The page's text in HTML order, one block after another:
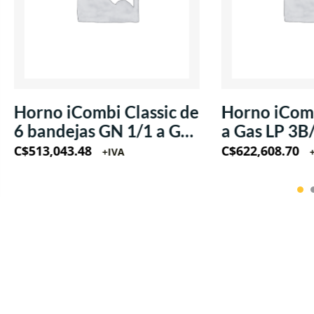
Horno iCombi Classic de
6 bandejas GN 1/1 a Gas
LP 220V/60Hz/1Ph
C$513,043.48 +IVA
Horno
a Gas LP
220V/
C$622,608.70